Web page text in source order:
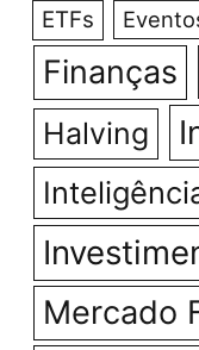
ETFs
Finanças
Halving
Mercado